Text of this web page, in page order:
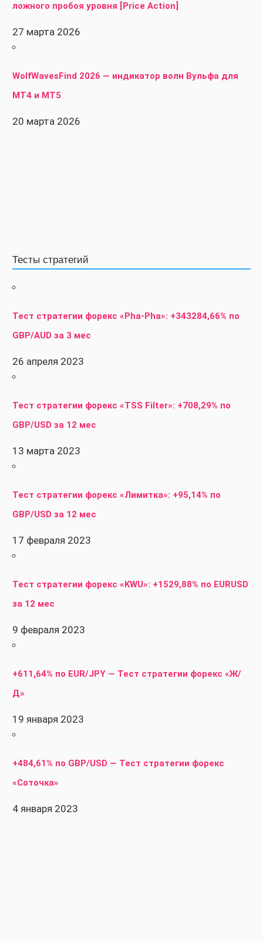
ложного пробоя уровня [Price Action]
27 марта 2026
WolfWavesFind 2026 — индикатор волн Вульфа для
MT4 и MT5
20 марта 2026
Тесты стратегий
Тест стратегии форекс «Pha-Pha»: +343284,66% по
GBP/AUD за 3 мес
26 апреля 2023
Тест стратегии форекс «TSS Filter»: +708,29% по
GBP/USD за 12 мес
13 марта 2023
Тест стратегии форекс «Лимитка»: +95,14% по
GBP/USD за 12 мес
17 февраля 2023
Тест стратегии форекс «KWU»: +1529,88% по EURUSD
за 12 мес
9 февраля 2023
+611,64% по EUR/JPY — Тест стратегии форекс «Ж/
Д»
19 января 2023
+484,61% по GBP/USD — Тест стратегии форекс
«Соточка»
4 января 2023